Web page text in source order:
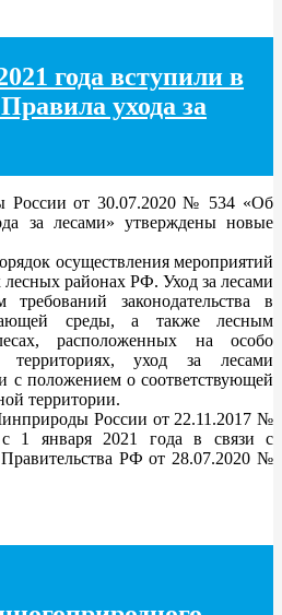
года вступили в
ухода за
от 30.07.2020 № 534 «Об
за лесами» утверждены новые
осуществления мероприятий
лесных районах РФ. Уход за лесами
требований законодательства в
среды, а также лесным
расположенных на особо
территориях, уход за лесами
с положением о соответствующей
территории.
России от 22.11.2017 №
1 января 2021 года в связи с
РФ от 28.07.2020 №